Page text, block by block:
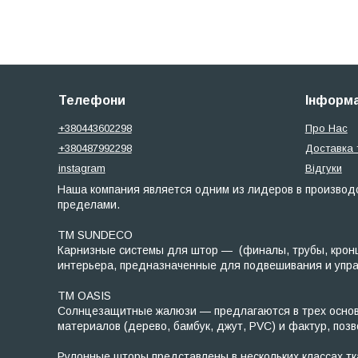
Телефони
+380443602298
+380487992298
instagram
Про Нас
Доставка
Відгуки
Наша компания является одним из лидеров в
пределами.
ТМ SUNDECO
Карнизные системы для штор — (финалы, трубы,
интерьера, предназначенные для подвешивания и
TM OASIS
Солнцезащитные жалюзи — предлагаются в трех
материалов (дерево, бамбук, джут, PVC) и фактур,